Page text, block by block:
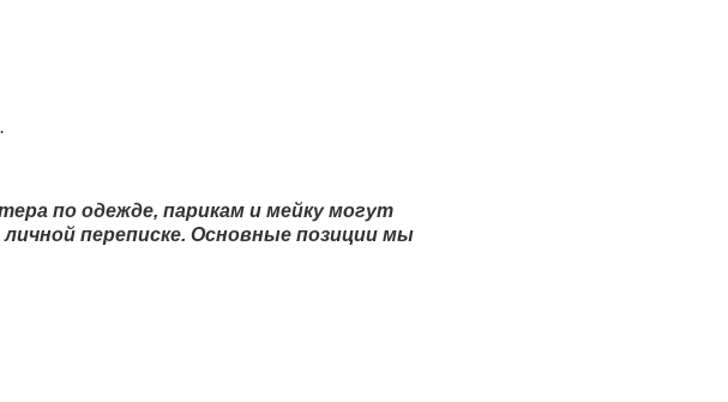
по одежде, парикам и мейку могут
переписке. Основные позиции мы